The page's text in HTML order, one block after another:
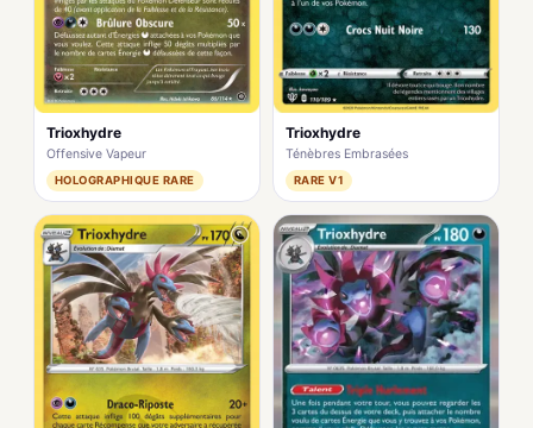
Trioxhydre
Offensive Vapeur
HOLOGRAPHIQUE RARE
Trioxhydre
Ténèbres Embrasées
RARE V1